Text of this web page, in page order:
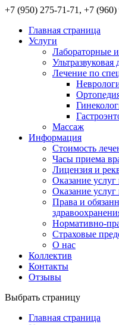
+7 (950) 275-71-71, +7 (960)
Главная страница
Услуги
Лабораторные
Лечение по
Массаж
Информация
Стоимость
Часы приема
Лицензия и
Оказание
Оказание
Права и
Нормативно-
Страховые
О нас
Коллектив
Контакты
Отзывы
Выбрать страницу
Главная страница